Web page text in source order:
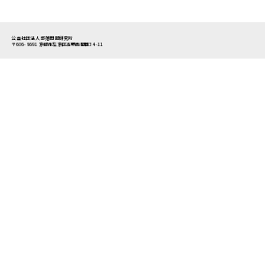
公益社団法人 部落問題研究所
〒606-8691 京都市左京区高野西開町34-11